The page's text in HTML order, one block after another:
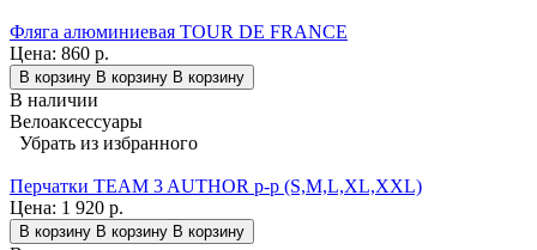
Фляга алюминиевая TOUR DE FRANCE
Цена: 860 р.
В корзину В корзину В корзину
В наличии
Велоаксессуары
Убрать из избранного
Перчатки TEAM 3 AUTHOR p-p (S,M,L,XL,XXL)
Цена: 1 920 р.
В корзину В корзину В корзину